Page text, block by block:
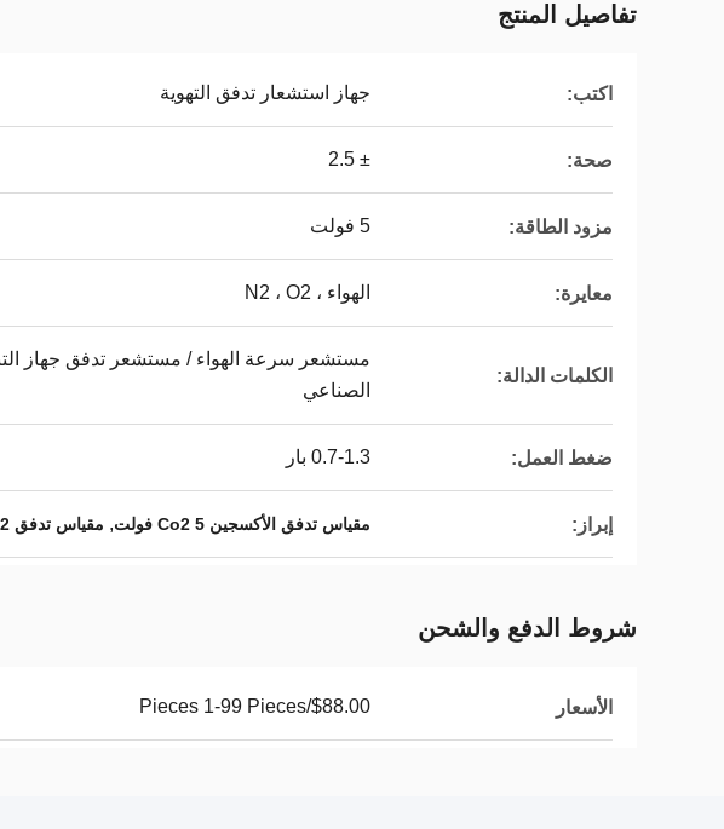
تفاصيل المنتج
اكتب: جهاز استشعار تدفق التهوية
صحة: ± 2.5
مزود الطاقة: 5 فولت
معايرة: الهواء ، N2 ، O2
الكلمات الدالة:
مستشعر سرعة الهواء / مستشعر تدفق جهاز
الصناعي
ضغط العمل: 0.7-1.3 بار
إبراز: مقياس تدفق الأكسجين Co2 5 فولت , مقياس تدفق 50C Co2
شروط الدفع والشحن
الأسعار $88.00/Pieces 1-99 Pieces